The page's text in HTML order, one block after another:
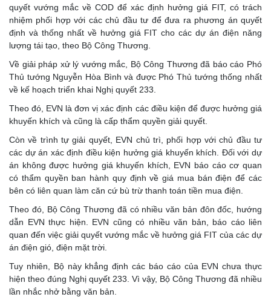
quyết vướng mắc về COD để xác định hưởng giá FIT, có trách
nhiệm phối hợp với các chủ đầu tư để đưa ra phương án quyết
định và thống nhất về hưởng giá FIT cho các dự án điện năng
lượng tái tạo, theo Bộ Công Thương.
Về giải pháp xử lý vướng mắc, Bộ Công Thương đã báo cáo Phó
Thủ tướng Nguyễn Hòa Bình và được Phó Thủ tướng thống nhất
về kế hoạch triển khai Nghị quyết 233.
Theo đó, EVN là đơn vị xác định các điều kiện để được hưởng giá
khuyến khích và cũng là cấp thẩm quyền giải quyết.
Còn về trình tự giải quyết, EVN chủ trì, phối hợp với chủ đầu tư
các dự án xác định điều kiện hưởng giá khuyến khích. Đối với dự
án không được hưởng giá khuyến khích, EVN báo cáo cơ quan
có thẩm quyền ban hành quy định về giá mua bán điện để các
bên có liên quan làm căn cứ bù trừ thanh toán tiền mua điện.
Theo đó, Bộ Công Thương đã có nhiều văn bản đôn đốc, hướng
dẫn EVN thực hiện. EVN cũng có nhiều văn bản, báo cáo liên
quan đến việc giải quyết vướng mắc về hưởng giá FIT của các dự
án điện gió, điện mặt trời.
Tuy nhiên, Bộ này khẳng định các báo cáo của EVN chưa thực
hiện theo đúng Nghị quyết 233. Vì vậy, Bộ Công Thương đã nhiều
lần nhắc nhở bằng văn bản.